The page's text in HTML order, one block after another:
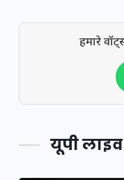
हमारे
यूपी लाइव